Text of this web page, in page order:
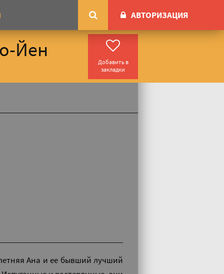
АВТОРИЗАЦИЯ
Йен
Добавить в
закладки
Ана и ее бывший лучший